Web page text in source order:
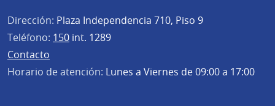
Dirección: Plaza Independencia 710, Piso 9
Teléfono: 150 int. 1289
Contacto
Horario de atención: Lunes a Viernes de 09:00 a 17:00